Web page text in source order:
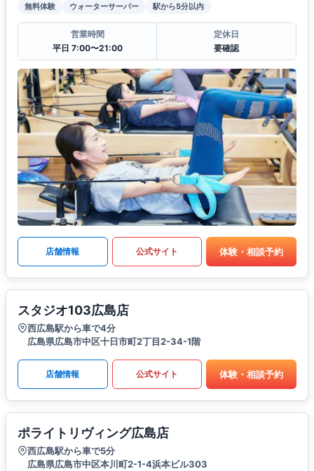
無料体験
ウォーターサーバー 駅から5分以内
営業時間
平日 7:00〜21:00
定休日
要確認
店舗情報 公式サイト 体験・相談予約
スタジオ103広島店
西広島駅から車で4分
広島県広島市中区十日市町2丁目2-34-1階
店舗情報 公式サイト 体験・相談予約
ポライトリヴィング広島店
西広島駅から車で5分
広島県広島市中区本川町2-1-4浜本ビル303